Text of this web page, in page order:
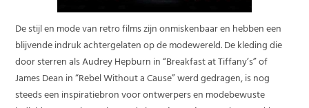
De stijl en mode van retro films zijn onmiskenbaar en hebben een
blijvende indruk achtergelaten op de modewereld. De kleding die
door sterren als Audrey Hepburn in “Breakfast at Tiffany’s” of
James Dean in “Rebel Without a Cause” werd gedragen, is nog
steeds een inspiratiebron voor ontwerpers en modebewuste